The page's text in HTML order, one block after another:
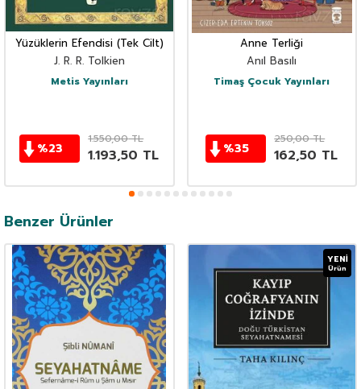
Yüzüklerin Efendisi (Tek Cilt)
J. R. R. Tolkien
Metis Yayınları
%23
1.550,00TL
1.193,50 TL
Anne Terliği
Anıl Basılı
Timaş Çocuk Yayınları
%35
250,00TL
162,50 TL
Benzer Ürünler
YENI
Ürün